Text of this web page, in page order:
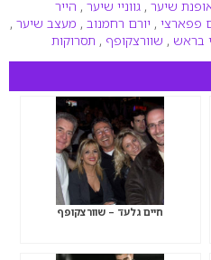
שיער , גווניי שיער , הייר
פפארצי , יורם רחמנוב , מעצב שיער ,
בראש , שוורצקופף , תסרוקות
חיים גלעד – שוורצקופף